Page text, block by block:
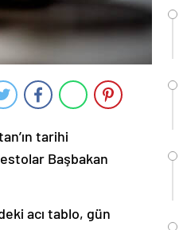
tarihi
Başbakan
acı tablo, gün